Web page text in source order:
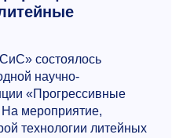
состоялось
научно-
«Прогрессивные
На мероприятие,
технологии литейных